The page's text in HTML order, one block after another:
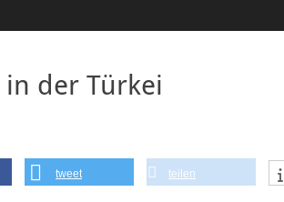
der Türkei
tweet teilen